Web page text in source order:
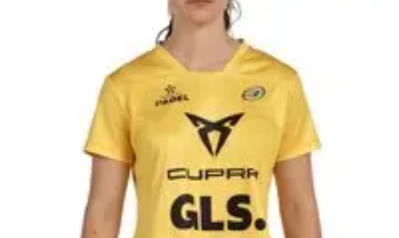
AnálisisListicles Tendencias
Biografías Futbol